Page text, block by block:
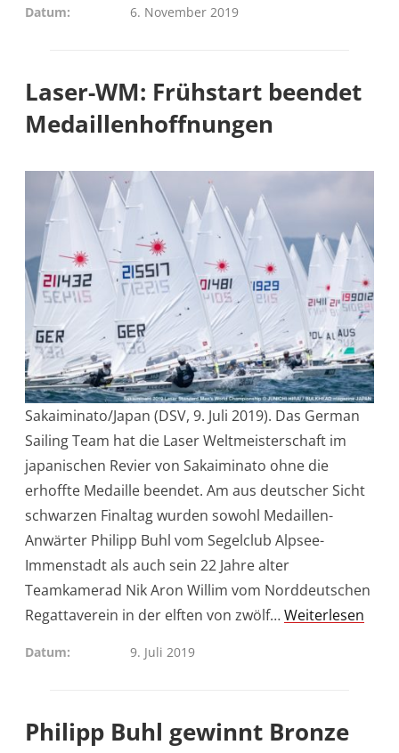
Datum 6. November 2019
Laser-WM: Frühstart beendet
Medaillenhoffnungen
Sakaiminato/Japan (DSV, 9. Juli 2019). Das German
Sailing Team hat die Laser Weltmeisterschaft im
japanischen Revier von Sakaiminato ohne die
erhoffte Medaille beendet. Am aus deutscher Sicht
schwarzen Finaltag wurden sowohl Medaillen-
Anwärter Philipp Buhl vom Segelclub Alpsee-
Immenstadt als auch sein 22 Jahre alter
Teamkamerad Nik Aron Willim vom Norddeutschen
Regattaverein in der elften von zwölf…Weiterlesen
Datum 9. Juli 2019
Philipp Buhl gewinnt Bronze